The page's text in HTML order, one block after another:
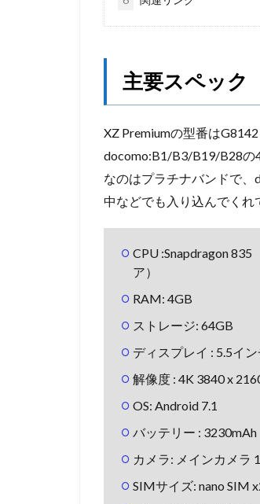
主要スペック
XZ Premiumの型番は
docomo:B1/B3/B19/B28の
なのはプラチナバンドで
中などでも入り込んでくれ
CPU :Snapdragon
ア）
RAM: 4GB
ストレージ: 64GB
ディスプレイ : 5.5イ
解像度 : 4K 3840 x
OS: Android 7.1
バッテリー : 3230mAh
カメラ: メインカメラ
SIMサイズ: nano SIM